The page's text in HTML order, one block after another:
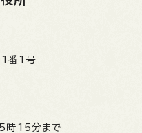
1番1号
時15分まで